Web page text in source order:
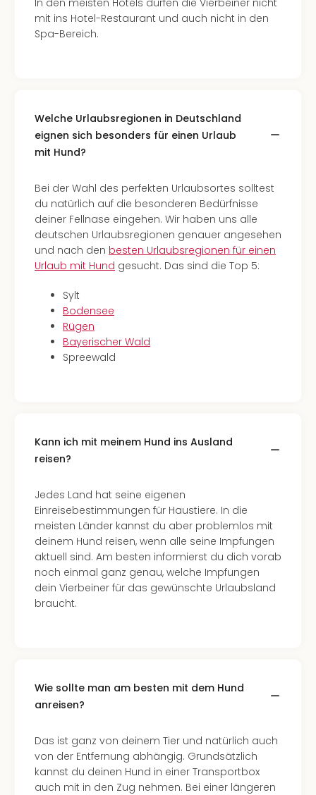
In den meisten Hotels dürfen die Vierbeiner nicht
mit ins Hotel-Restaurant und auch nicht in den
Spa-Bereich.
Welche Urlaubsregionen in Deutschland
eignen sich besonders für einen Urlaub
mit Hund?
Bei der Wahl des perfekten Urlaubsortes solltest
du natürlich auf die besonderen Bedürfnisse
deiner Fellnase eingehen. Wir haben uns alle
deutschen Urlaubsregionen genauer angesehen
und nach den besten Urlaubsregionen für einen
Urlaub mit Hund gesucht. Das sind die Top 5:
Sylt
Bodensee
Rügen
Bayerischer Wald
Spreewald
Kann ich mit meinem Hund ins Ausland
reisen?
Jedes Land hat seine eigenen
Einreisebestimmungen für Haustiere. In die
meisten Länder kannst du aber problemlos mit
deinem Hund reisen, wenn alle seine Impfungen
aktuell sind. Am besten informierst du dich vorab
noch einmal ganz genau, welche Impfungen
dein Vierbeiner für das gewünschte Urlaubsland
braucht.
Wie sollte man am besten mit dem Hund
anreisen?
Das ist ganz von deinem Tier und natürlich auch
von der Entfernung abhängig. Grundsätzlich
kannst du deinen Hund in einer Transportbox
auch mit in den Zug nehmen. Bei einer längeren